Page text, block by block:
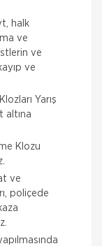
halk
ve
ve
ve
Yarış
altına
Klozu
ve
poliçede